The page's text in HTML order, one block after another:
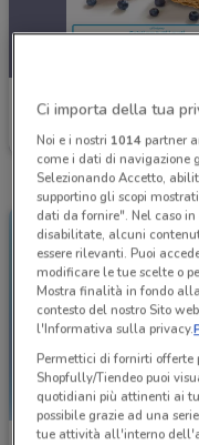
Coop
Scade mercoledì
Ci importa della tua
Noi e i nostri 1014partner
come i dati di navigazione
Selezionando Accetto,
supportino gli scopi
dati da fornire". Nel caso in
disabilitate, alcuni
essere rilevanti. Puoi
modificare le tue scelte o
Mostra finalità in fondo
contesto del nostro Sito
l'Informativa sulla privacy.
Permettici di fornirti offerte
Shopfully/Tiendeo puoi
quotidiani più attinenti ai
possibile grazie ad una
tue attività all'interno